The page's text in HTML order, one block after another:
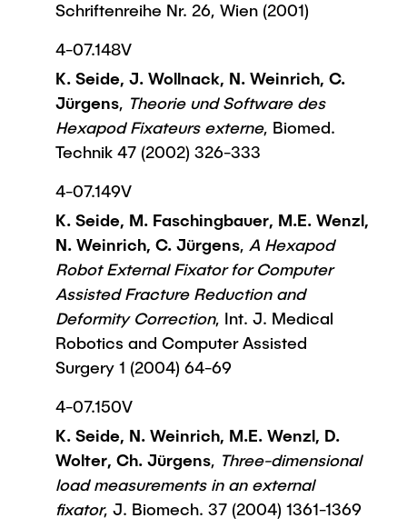
Schriftenreihe Nr. 26, Wien (2001)
4-07.148V
K. Seide, J. Wollnack, N. Weinrich, C.
Jürgens, Theorie und Software des
Hexapod Fixateurs externe, Biomed.
Technik 47 (2002) 326-333
4-07.149V
K. Seide, M. Faschingbauer, M.E. Wenzl,
N. Weinrich, C. Jürgens, A Hexapod
Robot External Fixator for Computer
Assisted Fracture Reduction and
Deformity Correction, Int. J. Medical
Robotics and Computer Assisted
Surgery 1 (2004) 64-69
4-07.150V
K. Seide, N. Weinrich, M.E. Wenzl, D.
Wolter, Ch. Jürgens, Three-dimensional
load measurements in an external
fixator, J. Biomech. 37 (2004) 1361-1369